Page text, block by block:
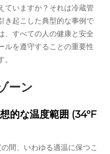
ていますか？それは冷蔵管
き起こした典型的な事例で
、すべての人の健康と安全
ルを遵守することの重要性
ーン
的な温度範囲 (34°F
間、いわゆる適温に保つこ